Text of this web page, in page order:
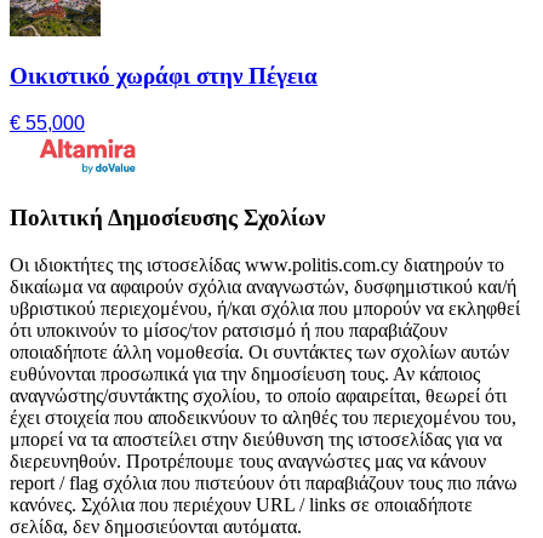
Οικιστικό χωράφι στην Πέγεια
€ 55,000
Πολιτική Δημοσίευσης Σχολίων
Οι ιδιοκτήτες της ιστοσελίδας www.politis.com.cy διατηρούν το
δικαίωμα να αφαιρούν σχόλια αναγνωστών, δυσφημιστικού και/ή
υβριστικού περιεχομένου, ή/και σχόλια που μπορούν να εκληφθεί
ότι υποκινούν το μίσος/τον ρατσισμό ή που παραβιάζουν
οποιαδήποτε άλλη νομοθεσία. Οι συντάκτες των σχολίων αυτών
ευθύνονται προσωπικά για την δημοσίευση τους. Αν κάποιος
αναγνώστης/συντάκτης σχολίου, το οποίο αφαιρείται, θεωρεί ότι
έχει στοιχεία που αποδεικνύουν το αληθές του περιεχομένου του,
μπορεί να τα αποστείλει στην διεύθυνση της ιστοσελίδας για να
διερευνηθούν. Προτρέπουμε τους αναγνώστες μας να κάνουν
report / flag σχόλια που πιστεύουν ότι παραβιάζουν τους πιο πάνω
κανόνες. Σχόλια που περιέχουν URL / links σε οποιαδήποτε
σελίδα, δεν δημοσιεύονται αυτόματα.